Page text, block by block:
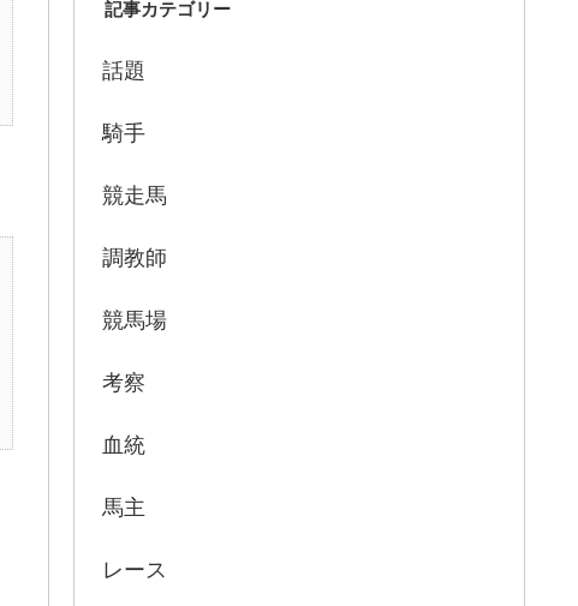
記事カテゴリー
話題
騎手
競走馬
調教師
競馬場
考察
血統
馬主
レース